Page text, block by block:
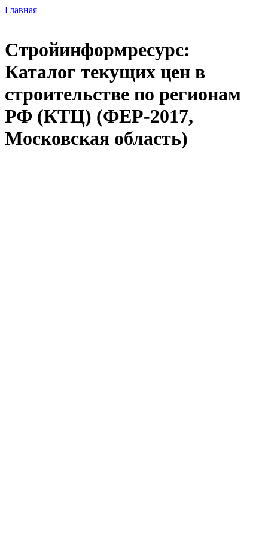
Главная
Стройинформресурс:
Каталог текущих цен в
строительстве по регионам
РФ (КТЦ) (ФЕР-2017,
Московская область)